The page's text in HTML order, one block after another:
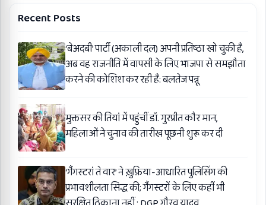
Recent Posts
‘बेअदबी’ पार्टी (अकाली दल) अपनी प्रतिष्ठा खो चुकी है,
अब वह राजनीति में वापसी के लिए भाजपा से समझौता
करने की कोशिश कर रही है: बलतेज पन्नू
मुक्तसर की तियां में पहुंचीं डॉ. गुरप्रीत कौर मान,
महिलाओं ने चुनाव की तारीख पूछनी शुरू कर दी
‘गैंगस्टरां ते वार’ ने ख़ुफ़िया-आधारित पुलिसिंग की
प्रभावशीलता सिद्ध की; गैंगस्टरों के लिए कहीं भी